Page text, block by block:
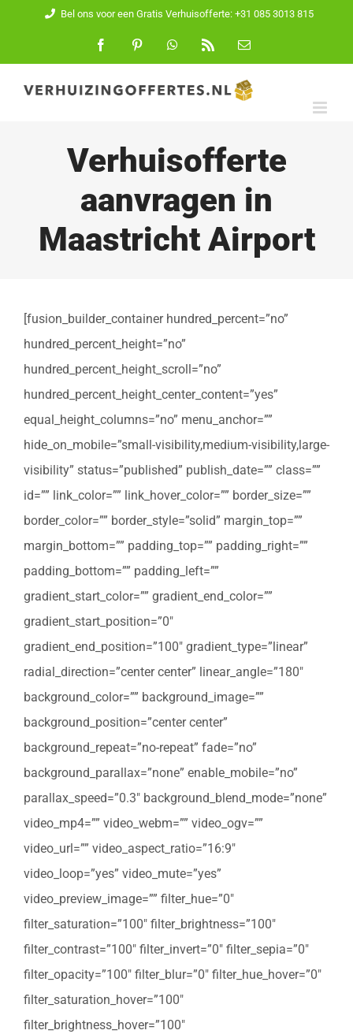
inhoud
Bel ons voor een Gratis Verhuisofferte: +31 085 3013 815
FacebookPinterest WhatsApp
E-
Verhuisofferte
aanvragen in
Maastricht Airport
[fusion_builder_container hundred_percent=”no”
hundred_percent_height=”no”
hundred_percent_height_scroll=”no”
hundred_percent_height_center_content=”yes”
equal_height_columns=”no” menu_anchor=””
hide_on_mobile=”small-visibility,medium-visibility,large-
visibility” status=”published” publish_date=”” class=””
id=”” link_color=”” link_hover_color=”” border_size=””
border_color=”” border_style=”solid” margin_top=””
margin_bottom=”” padding_top=”” padding_right=””
padding_bottom=”” padding_left=””
gradient_start_color=”” gradient_end_color=””
gradient_start_position=”0″
gradient_end_position=”100″ gradient_type=”linear”
radial_direction=”center center” linear_angle=”180″
background_color=”” background_image=””
background_position=”center center”
background_repeat=”no-repeat” fade=”no”
background_parallax=”none” enable_mobile=”no”
parallax_speed=”0.3″ background_blend_mode=”none”
video_mp4=”” video_webm=”” video_ogv=””
video_url=”” video_aspect_ratio=”16:9″
video_loop=”yes” video_mute=”yes”
video_preview_image=”” filter_hue=”0″
filter_saturation=”100″ filter_brightness=”100″
filter_contrast=”100″ filter_invert=”0″ filter_sepia=”0″
filter_opacity=”100″ filter_blur=”0″ filter_hue_hover=”0″
filter_saturation_hover=”100″
filter_brightness_hover=”100″